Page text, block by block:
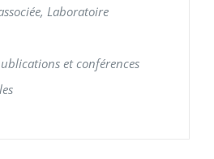
Laboratoire
et conférences